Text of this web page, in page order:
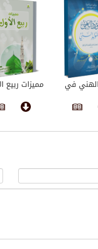
الهني في مميزات ربيع